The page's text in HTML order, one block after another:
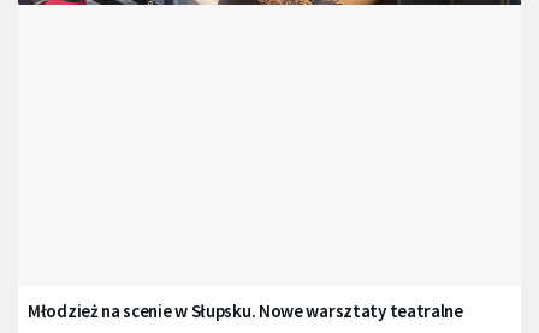
Młodzież na scenie w Słupsku. Nowe warsztaty teatralne